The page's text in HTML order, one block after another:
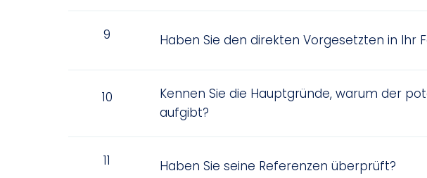
9 Haben Sie den direkten Vorgesetzten in Ihr
10
Kennen Sie die Hauptgründe, warum der
aufgibt?
11 Haben Sie seine Referenzen überprüft?